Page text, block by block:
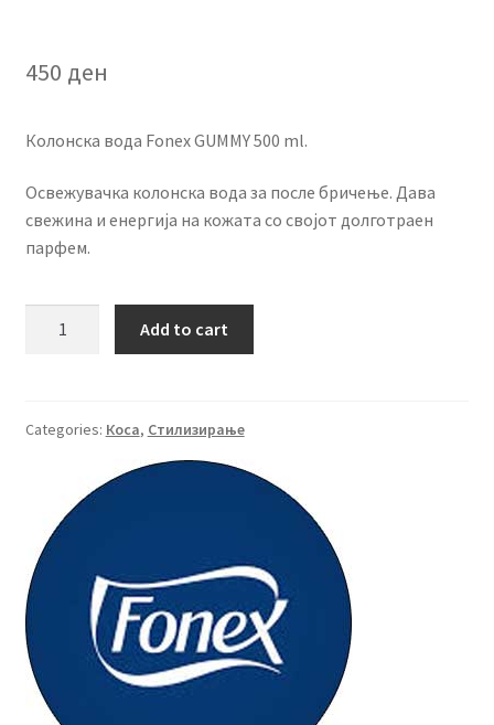
450 ден
Колонска вода Fonex GUMMY 500 ml.
Освежувачка колонска вода за после бричење. Дава
свежина и енергија на кожата со својот долготраен
парфем.
700
Add to cart
Categories: Коса, Стилизирање